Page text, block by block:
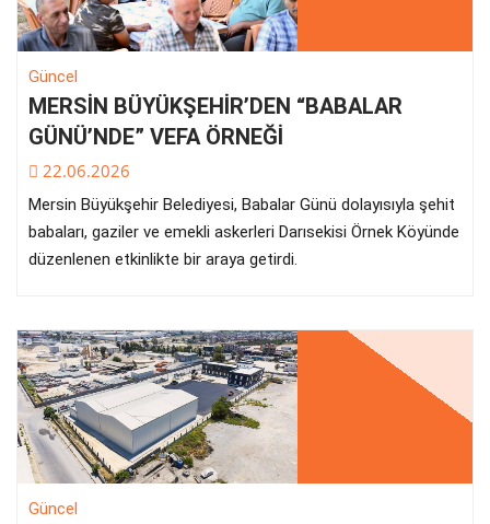
Güncel
MERSİN BÜYÜKŞEHİR’DEN “BABALAR
GÜNÜ’NDE” VEFA ÖRNEĞİ
22.06.2026
Mersin Büyükşehir Belediyesi, Babalar Günü dolayısıyla şehit
babaları, gaziler ve emekli askerleri Darısekisi Örnek Köyünde
düzenlenen etkinlikte bir araya getirdi.
Güncel